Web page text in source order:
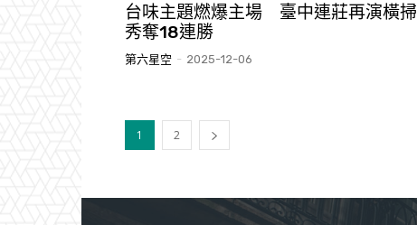
台味主題燃爆主場 臺中連莊再演橫掃
秀奪18連勝
第六星空 - 2025-12-06
1 2